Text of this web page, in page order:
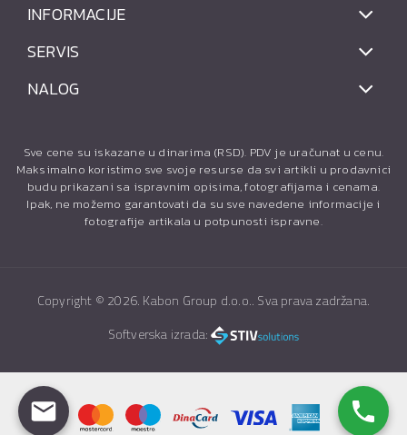
INFORMACIJE
SERVIS
NALOG
Sve cene su iskazane u dinarima (RSD). PDV je uračunat u cenu.
Maksimalno koristimo sve svoje resurse da svi artikli u prodavnici
budu prikazani sa ispravnim opisima, fotografijama i cenama.
Ipak, ne možemo garantovati da su sve navedene informacije i
fotografije artikala u potpunosti ispravne.
Copyright © 2026. Kabon Group d.o.o.. Sva prava zadržana.
Softverska izrada: